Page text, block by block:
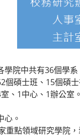
學院中共有36個學
個碩士班、15個碩
、1中心、1辦公室。
心。
重點領域研究學院